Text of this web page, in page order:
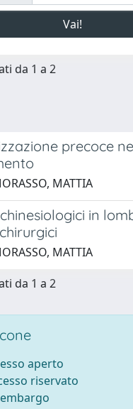
da 1 a 2
precoce
MATTIA
in
MATTIA
da 1 a 2
aperto
riservato